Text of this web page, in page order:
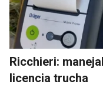
Ricchieri:
licencia trucha